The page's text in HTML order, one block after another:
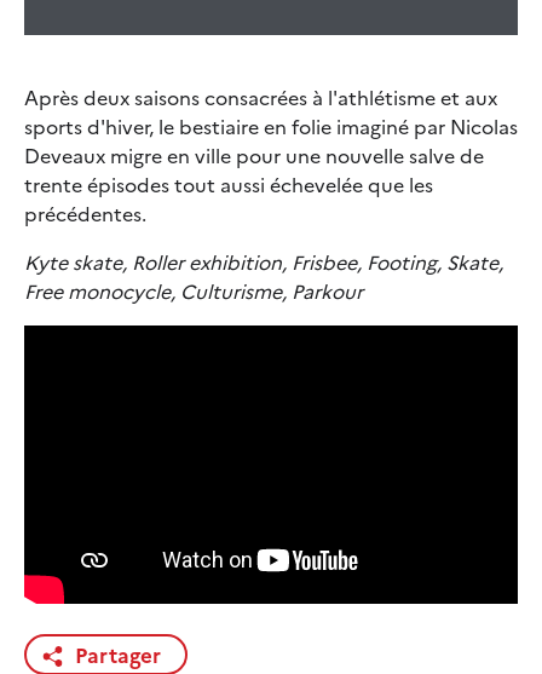
Après deux saisons consacrées à l'athlétisme et aux
sports d'hiver, le bestiaire en folie imaginé par Nicolas
Deveaux migre en ville pour une nouvelle salve de
trente épisodes tout aussi échevelée que les
précédentes.
Kyte skate, Roller exhibition, Frisbee, Footing, Skate,
Free monocycle, Culturisme, Parkour
Partager